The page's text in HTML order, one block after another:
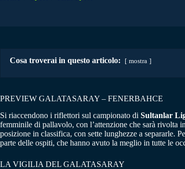
Cosa troverai in questo articolo: mostra
PREVIEW GALATASARAY – FENERBAHCE
Si riaccendono i riflettori sul campionato di Sultanlar
femminile di pallavolo, con l’attenzione che sarà rivolta
posizione in classifica, con sette lunghezze a separarle.
parte delle ospiti, che hanno avuto la meglio in tutte le
LA VIGILIA DEL GALATASARAY